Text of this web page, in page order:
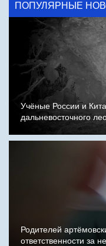
ПОПУЛЯРНЫЕ
Учёные России и
дальневосточного
Родителей
ответственности за